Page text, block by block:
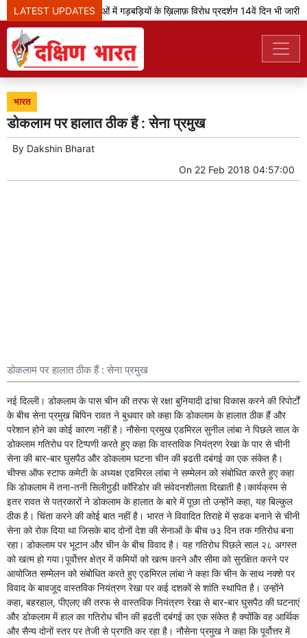
LATEST UPDATES
झारखंड: भर्ती परीक्षाओं में गड़बड़ियों के ख़िलाफ़ विरोध प्रदर्शन 14वें दिन भी जारी
भारत
डोकलाम पर हालात ठीक हैं : सेना प्रमुख
By Dakshin Bharat
On 22 Feb 2018 04:57:00
डोकलाम पर हालात ठीक हैं : सेना प्रमुख
नई दिल्ली। डोकलाम के पास चीन की तरफ से रक्षा बुनियादी ढांचा विकास करने की रिपोर्टों
के बीच सेना प्रमुख बिपिन रावत ने बुधवार को कहा कि डोकलाम के हालात ठीक हैं और
परेशान होने का कोई कारण नहीं है। नौसेना प्रमुख एडमिरल सुनील लांबा ने पिछले साल के
डोकलाम गतिरोध पर टिप्पणी करते हुए कहा कि वास्तविक नियंत्रण रेखा के पार से चीनी
सेना की बार-बार घुसपैठ और डोकलाम घटना चीन की ब़ढती दबंगई का एक संकेत है।
चीफ्स ऑफ स्टाफ कमेटी के अध्यक्ष एडमिरल लांबा ने सम्मेलन को संबोधित करते हुए कहा
कि डोकलाम में तना-तनी सिलीगु़डी कॉरिडोर की संवेदनशीलता दिखाती है।कार्यक्रम से
इतर रावत से पत्रकारों ने डोकलाम के हालात के बारे में पूछा तो उन्होंने कहा, यह बिल्कुल
ठीक है। चिंता करने की कोई बात नहीं है। भारत ने विवादित तिराहे में स़डक बनाने से चीनी
सेना को रोक दिया था जिसके बाद दोनों देश की सेनाओं के बीच ७३ दिन तक गतिरोध बना
रहा। डोकलाम पर भूटान और चीन के बीच विवाद है। यह गतिरोध पिछले साल २८ अगस्त
को खत्म हो गया।पूर्वोत्तर क्षेत्र में कमियों को खत्म करने और सीमा को सुरक्षित करने पर
आयोजित सम्मेलन को संबोधित करते हुए एडमिरल लांबा ने कहा कि चीन के साथ नक्शे पर
विवाद के बावजूद वास्तविक नियंत्रण रेखा पर कई दशकों से शांति स्थापित है। उन्होंने
कहा, बहरहाल, पीएलए की तरफ से वास्तविक नियंत्रण रेखा से बार-बार घुसपैठ की घटनाएं
और डोकलाम में हाल का गतिरोध चीन की ब़ढती दबंगई का एक संकेत है क्योंकि वह आर्थिक
और सैन्य दोनों स्तर पर तेजी से प्रगति कर रहा है। नौसेना प्रमुख ने कहा कि पूर्वोत्तर में